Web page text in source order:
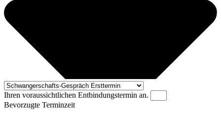
Ihren voraussichtlichen Entbindungstermin an.
Bevorzugte Terminzeit